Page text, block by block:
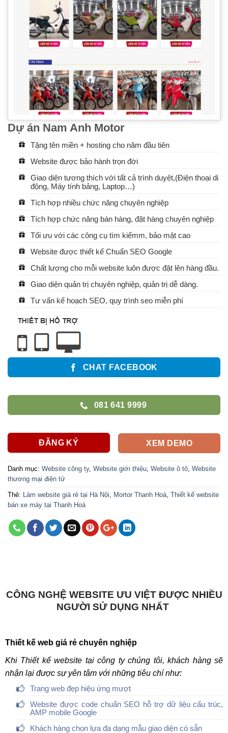
Dự án Nam Anh Motor
Tặng tên miền + hosting cho năm đầu tiên
Website được bảo hành trọn đời
Giao diện tương thích với tất cả trình duyệt,(Điện thoại di
động, Máy tính bảng, Laptop…)
Tích hợp nhiều chức năng chuyên nghiệp
Tích hợp chức năng bán hàng, đặt hàng chuyên nghiệp
Tối ưu với các công cụ tìm kiếmm, bảo mật cao
Website được thiết kế Chuẩn SEO Google
Chất lượng cho mỗi website luôn được đặt lên hàng đầu.
Giao diện quản trị chuyên nghiệp, quản trị dễ dàng.
Tư vấn kế hoạch SEO, quy trình seo miễn phí
CHAT FACEBOOK
081 641 9999
ĐĂNG KÝ XEM DEMO
Danh mục: Website công ty, Website giới thiệu Website ô tô Website
thương mại điện tử
Thẻ: Làm website giá rẻ tại Hà Nội Mortor Thanh Hoá Thiết kế website
bán xe máy tại Thanh Hoá
CÔNG NGHỆ WEBSITE ƯU VIỆT ĐƯỢC NHIỀU
NGƯỜI SỬ DỤNG NHẤT
Thiết kế web giá rẻ chuyên nghiệp
Khi Thiết kế website tại công ty chúng tôi, khách hàng sẽ
nhận lại được sự yên tâm với những tiêu chí như:
Trang web đẹp hiệu ứng mượt
Website được code chuẩn SEO hỗ trợ dữ liệu cấu trúc,
AMP mobile Google
Khách hàng chọn lựa đa dạng mẫu giao diện có sẵn